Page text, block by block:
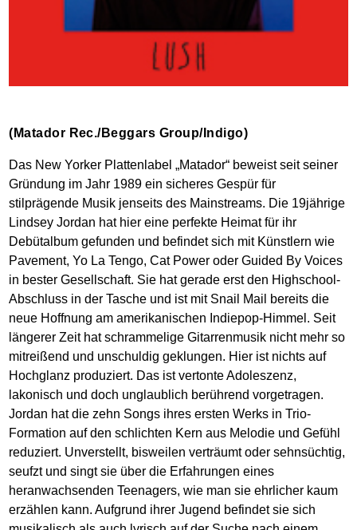
(Matador Rec./Beggars Group/Indigo)
Das New Yorker Plattenlabel „Matador“ beweist seit seiner
Gründung im Jahr 1989 ein sicheres Gespür für
stilprägende Musik jenseits des Mainstreams. Die 19jährige
Lindsey Jordan hat hier eine perfekte Heimat für ihr
Debütalbum gefunden und befindet sich mit Künstlern wie
Pavement, Yo La Tengo, Cat Power oder Guided By Voices
in bester Gesellschaft. Sie hat gerade erst den Highschool-
Abschluss in der Tasche und ist mit Snail Mail bereits die
neue Hoffnung am amerikanischen Indiepop-Himmel. Seit
längerer Zeit hat schrammelige Gitarrenmusik nicht mehr so
mitreißend und unschuldig geklungen. Hier ist nichts auf
Hochglanz produziert. Das ist vertonte Adoleszenz,
lakonisch und doch unglaublich berührend vorgetragen.
Jordan hat die zehn Songs ihres ersten Werks in Trio-
Formation auf den schlichten Kern aus Melodie und Gefühl
reduziert. Unverstellt, bisweilen verträumt oder sehnsüchtig,
seufzt und singt sie über die Erfahrungen eines
heranwachsenden Teenagers, wie man sie ehrlicher kaum
erzählen kann. Aufgrund ihrer Jugend befindet sie sich